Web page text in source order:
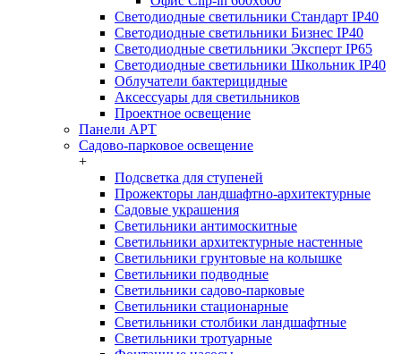
Светодиодные светильники Стандарт IP40
Светодиодные светильники Бизнес IP40
Светодиодные светильники Эксперт IP65
Светодиодные светильники Школьник IP40
Облучатели бактерицидные
Аксессуары для светильников
Проектное освещение
Панели АРТ
Садово-парковое освещение
+
Подсветка для ступеней
Прожекторы ландшафтно-архитектурные
Садовые украшения
Светильники антимоскитные
Светильники архитектурные настенные
Светильники грунтовые на колышке
Светильники подводные
Светильники садово-парковые
Светильники стационарные
Светильники столбики ландшафтные
Светильники тротуарные